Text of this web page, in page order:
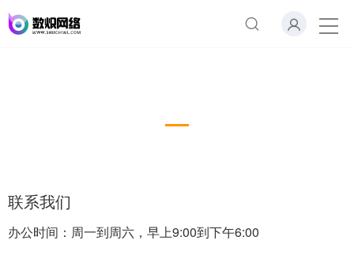
联系我们
办公时间：周一到周六，早上9:00到下午6:00